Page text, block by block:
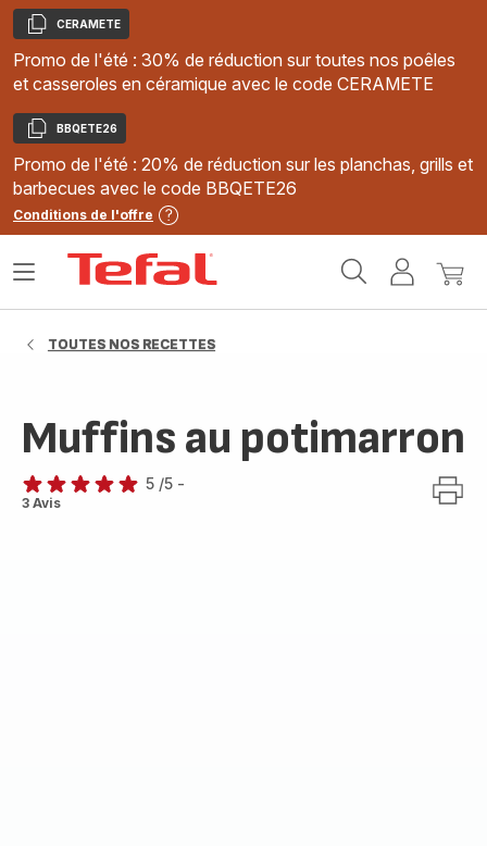
Copier
CERAMETE
Promo de l'été : 30% de réduction sur toutes nos poêles
et casseroles en céramique avec le code CERAMETE
Copier
BBQETE26
Promo de l'été : 20% de réduction sur les planchas, grills et
barbecues avec le code BBQETE26
Conditions de l'offre
MonMon
Ouvrir
TOUTES NOS RECETTES
Muffins au potimarron
Avis
5 /5 -
3 Avis